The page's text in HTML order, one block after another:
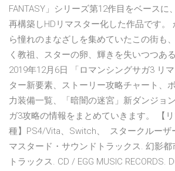
FANTASY」シリーズ第12作目をベースに
再構築しHDリマスター化した作品です。
ら憧れのまなざしを集めていたこの街も
く教祖、スターの卵、輝きを失いつつあ
2019年12月6日 「ロマンシングサガ3 リ
ター新要素、ストーリー攻略チャート、
力装備一覧、「暗闇の迷宮」新ダンジョ
ガ3攻略の情報をまとめていきます。 【
種】PS4/Vita、Switch、 スタークルーザ
マスタード・サウンドトラックス. 幻影都
トラックス. CD / EGG MUSIC RECORDS.